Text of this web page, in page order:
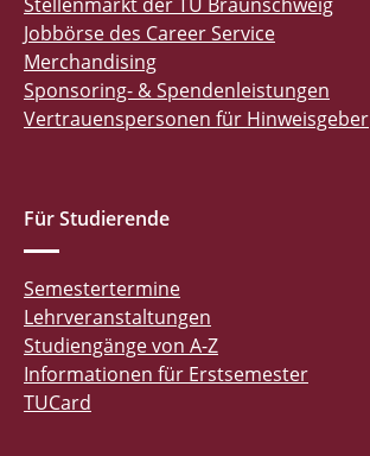
Jobbörse des Career Service
Merchandising
Sponsoring- & Spendenleistungen
Vertrauenspersonen für Hinweisgeber
Für Studierende
Semestertermine
Lehrveranstaltungen
Studiengänge von A-Z
Informationen für Erstsemester
TUCard